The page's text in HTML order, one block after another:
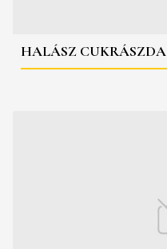
HALÁSZ CUKRÁSZDA